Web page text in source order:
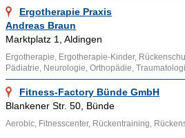
Ergotherapie Praxis
Andreas Braun
Marktplatz 1, Aldingen
Ergotherapie, Ergotherapie-Kinder,
Pädiatrie, Neurologie, Orthopädie,
Fitness-Factory Bünde GmbH
Blankener Str. 50, Bünde
Aerobic, Fitnesscenter, Rückentraining,